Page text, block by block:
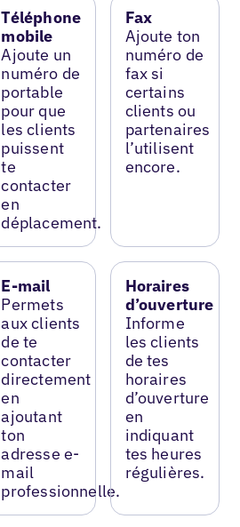
Téléphone
mobile
Ajoute un
numéro de
portable
pour que
les clients
puissent
te
contacter
en
déplacement.
Fax
Ajoute ton
numéro de
fax si
certains
clients ou
partenaires
l’utilisent
encore.
E-mail
Permets
aux clients
de te
contacter
directement
en
ajoutant
ton
adresse e-
mail
professionnelle.
Horaires
d’ouverture
Informe
les clients
de tes
horaires
d’ouverture
en
indiquant
tes heures
régulières.